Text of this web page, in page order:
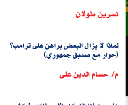
نسرين طولان
لماذا لا يزال البعض يراهن على ترامب؟
(حوار مع صديق جمهوري)
م/ حسام الدين على